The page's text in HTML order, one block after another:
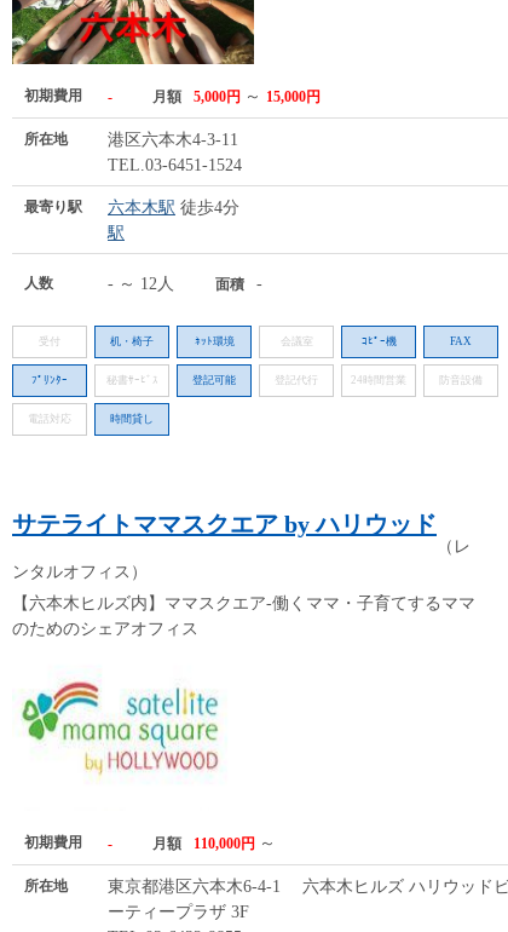
初期費用 - 月額 5,000円 ～ 15,000円
所在地
港区六本木4-3-11
TEL.03-6451-1524
最寄り駅 六本木駅 徒歩4分
駅
人数 - ～ 12人 面積 -
受付 机・椅子 ﾈｯﾄ環境 会議室 ｺﾋﾟｰ機 FAX
ﾌﾟﾘﾝﾀｰ 秘書ｻｰﾋﾞｽ 登記可能 登記代行 24時間営業 防音設備
電話対応 時間貸し
サテライトママスクエア by ハリウッド
（レ
ンタルオフィス）
【六本木ヒルズ内】ママスクエア-働くママ・子育てするママ
のためのシェアオフィス
初期費用 - 月額 110,000円 ～
所在地
東京都港区六本木6-4-1 六本木ヒルズ ハリウッドビ
ーティープラザ 3F